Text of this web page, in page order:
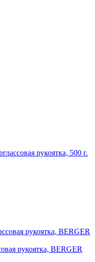
рукоятка, 500 г.
рукоятка, BERGER